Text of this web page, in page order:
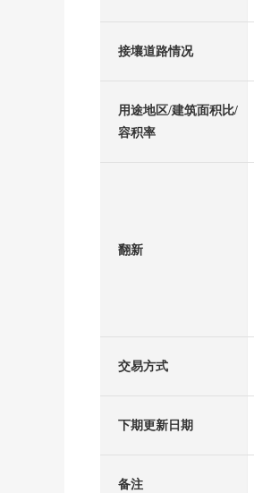
接壤道路情况
用途地区/建筑面积比/
容积率
翻新
交易方式
下期更新日期
备注